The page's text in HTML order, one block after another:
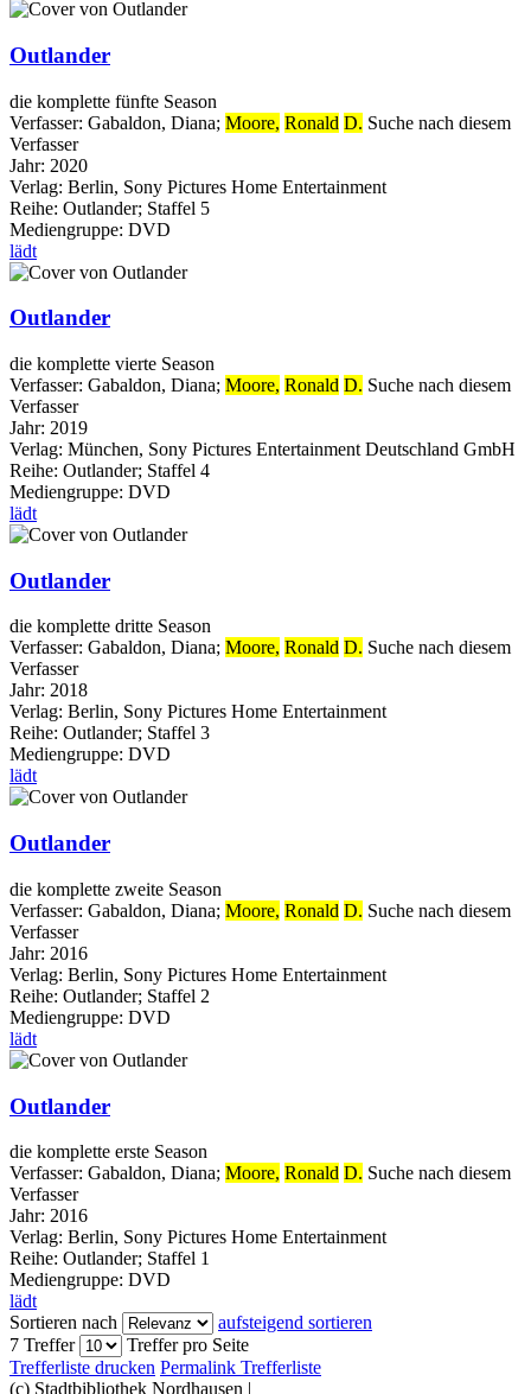
Outlander
die komplette fünfte Season
Verfasser: Gabaldon, Diana; Moore, Ronald D. Suche nach diesem
Verfasser
Jahr: 2020
Verlag: Berlin, Sony Pictures Home Entertainment
Reihe: Outlander; Staffel 5
Mediengruppe: DVD
lädt
Outlander
die komplette vierte Season
Verfasser: Gabaldon, Diana; Moore, Ronald D. Suche nach diesem
Verfasser
Jahr: 2019
Verlag: München, Sony Pictures Entertainment Deutschland GmbH
Reihe: Outlander; Staffel 4
Mediengruppe: DVD
lädt
Outlander
die komplette dritte Season
Verfasser: Gabaldon, Diana; Moore, Ronald D. Suche nach diesem
Verfasser
Jahr: 2018
Verlag: Berlin, Sony Pictures Home Entertainment
Reihe: Outlander; Staffel 3
Mediengruppe: DVD
lädt
Outlander
die komplette zweite Season
Verfasser: Gabaldon, Diana; Moore, Ronald D. Suche nach diesem
Verfasser
Jahr: 2016
Verlag: Berlin, Sony Pictures Home Entertainment
Reihe: Outlander; Staffel 2
Mediengruppe: DVD
lädt
Outlander
die komplette erste Season
Verfasser: Gabaldon, Diana; Moore, Ronald D. Suche nach diesem
Verfasser
Jahr: 2016
Verlag: Berlin, Sony Pictures Home Entertainment
Reihe: Outlander; Staffel 1
Mediengruppe: DVD
lädt
Sortieren nach
aufsteigend sortieren
7 Treffer
Treffer pro Seite
Trefferliste drucken Permalink Trefferliste
(c) Stadtbibliothek Nordhausen |